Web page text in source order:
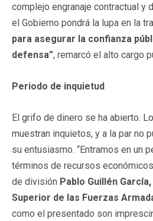
complejo engranaje contractual y
el Gobierno pondrá la lupa en la
para asegurar la confianza
defensa”, remarcó el alto cargo
Periodo de inquietud
El grifo de dinero se ha abierto.
muestran inquietos, y a la par no
su entusiasmo. “Entramos en un
términos de recursos
de división Pablo Guillén
Superior de las Fuerzas
como el presentado son